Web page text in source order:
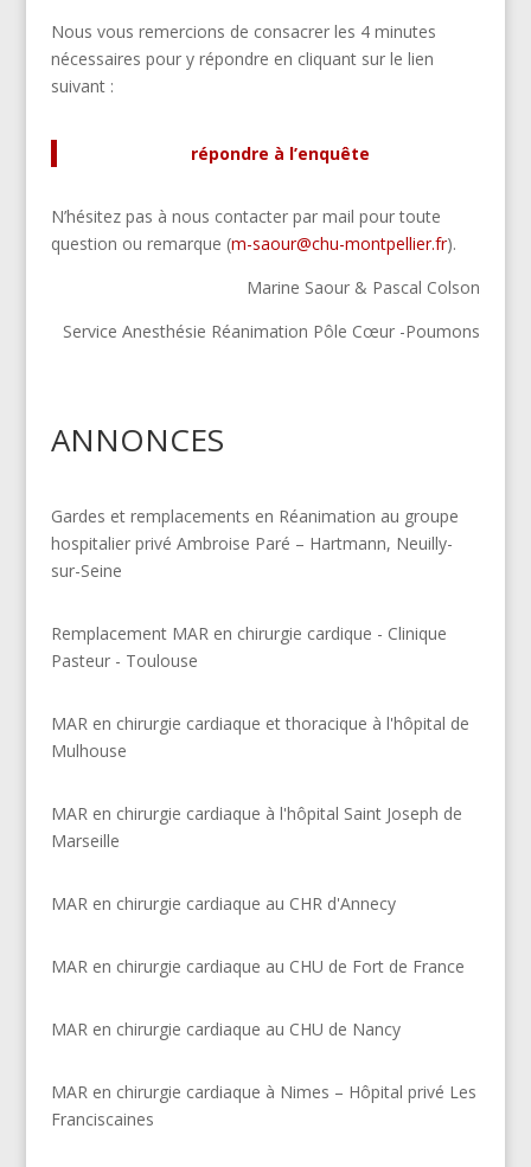
Nous vous remercions de consacrer les 4 minutes
nécessaires pour y répondre en cliquant sur le lien
suivant :
répondre à l’enquête
N’hésitez pas à nous contacter par mail pour toute
question ou remarque (m-saour@chu-montpellier.fr).
Marine Saour & Pascal Colson
Service Anesthésie Réanimation Pôle Cœur -Poumons
ANNONCES
Gardes et remplacements en Réanimation au groupe
hospitalier privé Ambroise Paré – Hartmann, Neuilly-
sur-Seine
Remplacement MAR en chirurgie cardique - Clinique
Pasteur - Toulouse
MAR en chirurgie cardiaque et thoracique à l'hôpital de
Mulhouse
MAR en chirurgie cardiaque à l'hôpital Saint Joseph de
Marseille
MAR en chirurgie cardiaque au CHR d'Annecy
MAR en chirurgie cardiaque au CHU de Fort de France
MAR en chirurgie cardiaque au CHU de Nancy
MAR en chirurgie cardiaque à Nimes – Hôpital privé Les
Franciscaines